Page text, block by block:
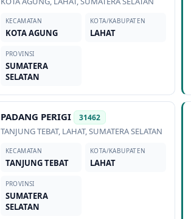
KECAMATAN
KOTA AGUNG
KOTA/KABUPATEN
LAHAT
PROVINSI
SUMATERA
SELATAN
PADANG PERIGI 31462
TANJUNG TEBAT, LAHAT,SUMATERA SELATAN
KECAMATAN
TANJUNG TEBAT
KOTA/KABUPATEN
LAHAT
PROVINSI
SUMATERA
SELATAN